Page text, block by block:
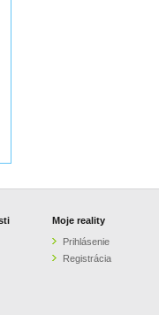
Moje reality
Prihlásenie
Registrácia